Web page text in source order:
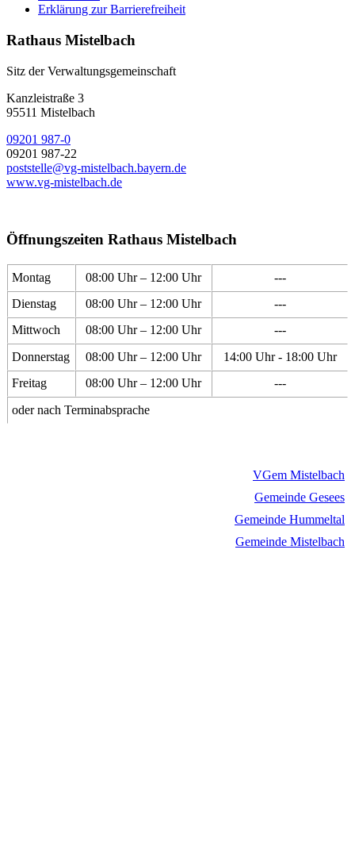
Erklärung zur Barrierefreiheit
Rathaus Mistelbach
Sitz der Verwaltungsgemeinschaft
Kanzleistraße 3
95511 Mistelbach
09201 987-0
09201 987-22
poststelle@vg-mistelbach.bayern.de
www.vg-mistelbach.de
Öffnungszeiten Rathaus Mistelbach
Montag 08:00 Uhr – 12:00 Uhr
---
Dienstag
08:00 Uhr – 12:00 Uhr
---
Mittwoch
08:00 Uhr – 12:00 Uhr
---
Donnerstag
08:00 Uhr – 12:00 Uhr
14:00 Uhr - 18:00 Uhr
Freitag
08:00 Uhr – 12:00 Uhr
---
oder nach Terminabsprache
VGem Mistelbach
Gemeinde Gesees
Gemeinde Hummeltal
Gemeinde Mistelbach